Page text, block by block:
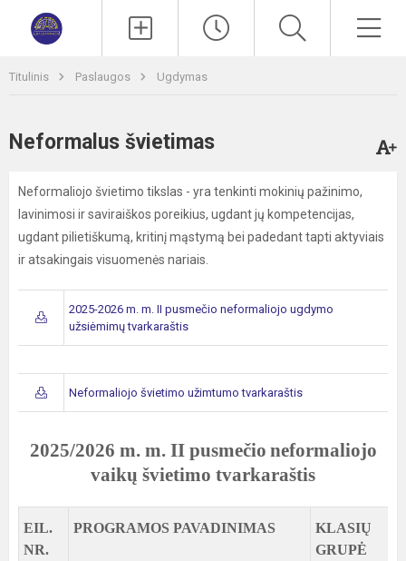
Titulinis Paslaugos Ugdymas
Neformalus švietimas
Neformaliojo švietimo tikslas - yra tenkinti mokinių pažinimo,
lavinimosi ir saviraiškos poreikius, ugdant jų kompetencijas,
ugdant pilietiškumą, kritinį mąstymą bei padedant tapti aktyviais
ir atsakingais visuomenės nariais.
2025-2026 m. m. II pusmečio neformaliojo ugdymo
užsiėmimų tvarkaraštis
Neformaliojo švietimo užimtumo tvarkaraštis
2025/2026 m. m. II pusmečio neformaliojo
vaikų švietimo tvarkaraštis
EIL.
NR.
PROGRAMOS PAVADINIMAS
KLASIŲ
GRUPĖ